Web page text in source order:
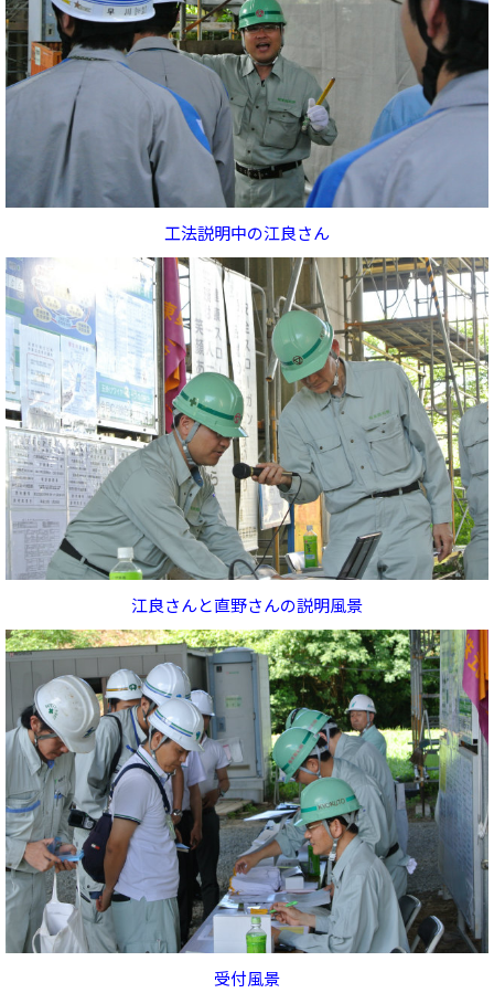
工法説明中の江良さん
江良さんと直野さんの説明風景
受付風景